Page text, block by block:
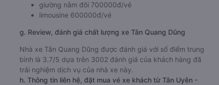
giường nằm đôi 700000đ/vé
limousine 600000đ/vé
g. Review, đánh giá chất lượng xe Tân Quang Dũng
Nhà xe Tân Quang Dũng được đánh giá với số điểm trung
bình là 3.7/5 dựa trên 3002 đánh giá của khách hàng đã
trải nghiệm dịch vụ của nhà xe này.
h. Thông tin liên hệ, đặt mua vé xe khách từ Tân Uyên -